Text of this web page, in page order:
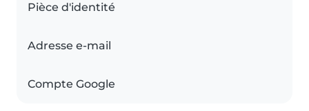
Pièce d'identité
Adresse e-mail
Compte Google